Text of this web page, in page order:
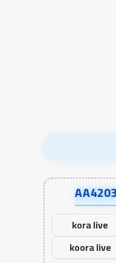
kora live
koora live